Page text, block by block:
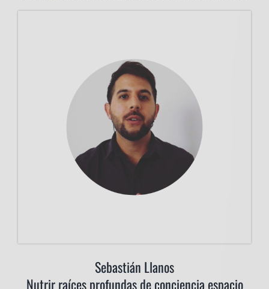
Sebastián Llanos
Nutrir raíces profundas de conciencia espacio